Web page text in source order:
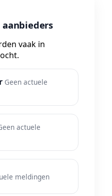
vaak in
Geen actuele
actuele
meldingen